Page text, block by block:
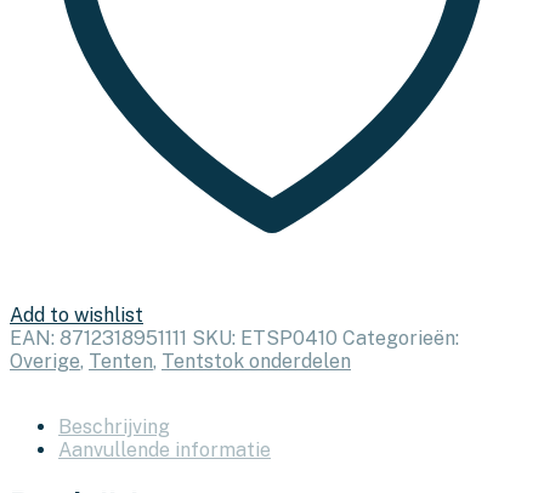
Add to wishlist
EAN: 8712318951111 SKU: ETSP0410 Categorieën:
Overige, Tenten, Tentstok onderdelen
Beschrijving
Aanvullende informatie